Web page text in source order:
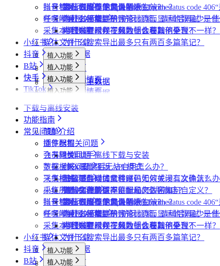
账号管理
任务闹钟
采集本页数据
媒体文件下载
便捷复制数据
为什么推荐使用最新版 Chrome？
第三方收费下载说明
为什么不能注册账号
为什么配置的文件名未生效？
提示权限不足怎么解决？
小红书出现“Request failed with status code
小红书经常提示“访问频繁，请稍后再试”是什
小红书提示存在风险插件要如何处理？
为什么搜索导出最多只有两百多篇笔记？
抖音相关问题
为什么采集到的评论比页面显示的数量少一
为什么有时候视频数据会获取不全？
哔哩哔哩相关问题
哔哩哔哩视频下载为什么和其他平台不一样？
小红书
植入功能
专辑页
笔记详情页
搜索页
博主详情页
批量采集
采集博主数据
采集评论数据
采集笔记数据
其他功能
链接转换
抖音
植入功能
搜索页
达人详情页
视频详情页
批量采集
采集达人数据
采集视频数据
其他功能
链接转换
B站
植入功能
搜索页
UP主详情页
批量采集
采集评论数据
采集视频数据
其他功能
快手
植入功能
达人详情页
视频详情页
批量采集
采集评论数据
采集视频数据
其他功能
链接转换
TikTok
达人详情页
视频详情页
批量采集
采集达人数据
采集视频数据
采集评论数据
其他功能
短链解析
下载与离线安装
功能指南
简单介绍
插件配置
飞书同步
数据上报
采集模式
采集历史
账号管理
任务闹钟
采集本页数据
媒体文件下载
便捷复制数据
常见问题
浏览器相关问题
社媒助手离线下载与安装
CRX 安装后无法启用怎么办？
下载插件时提示程序包无效或没有文件怎么办
为什么无法访问 Chrome 应用商店？
为什么推荐使用最新版 Chrome？
会员相关问题
什么是增强版 API 模式
什么是自动加载验证码
如何免费获取 VIP
第三方收费下载说明
为什么不能注册账号
下载相关问题
批量下载媒体文件时，如何关闭二次确认？
下载文件的保存位置和文件名如何自定义？
为什么配置的文件名未生效？
飞书相关问题
提示字段类型不匹配是怎么回事？
提示权限不足怎么解决？
小红书相关问题
小红书出现“Request failed with status code
小红书经常提示“访问频繁，请稍后再试”是什
小红书提示存在风险插件要如何处理？
为什么搜索导出最多只有两百多篇笔记？
抖音相关问题
为什么采集到的评论比页面显示的数量少一
为什么有时候视频数据会获取不全？
哔哩哔哩相关问题
哔哩哔哩视频下载为什么和其他平台不一样？
小红书
植入功能
专辑页
批量采集
抖音
植入功能
B站